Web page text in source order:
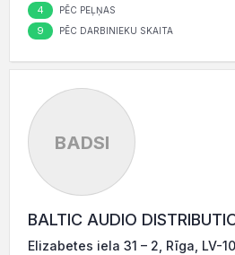
4 PĒC PEĻŅAS
9 PĒC DARBINIEKU SKAITA
BADSI
BALTIC AUDIO
Elizabetes iela 31 – 2, Rīga, LV-